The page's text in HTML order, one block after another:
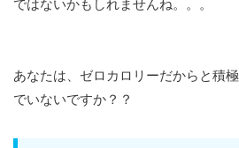
ではないかもしれませんね。。。
あなたは、ゼロカロリーだからと積
でいないですか？？